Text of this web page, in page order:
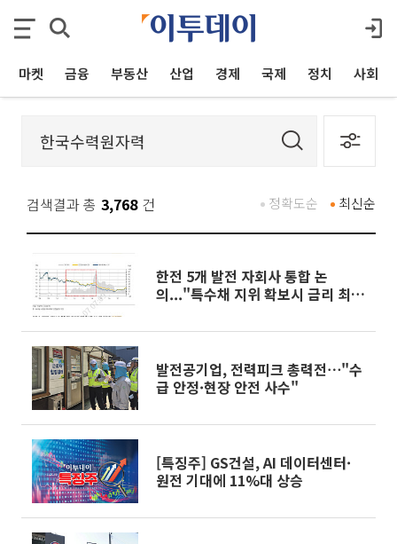
마켓 금융 부동산 산업 경제 국제 정치 사회
검색결과 총 3,768 건 최신순
정확도순
한전 5개 발전 자회사 통합 논
의..."특수채 지위 확보시 금리 최대
발전공기업, 전력피크 총력전⋯"수
급 안정·현장 안전 사수"
[특징주] GS건설, AI 데이터센터·
원전 기대에 11%대 상승